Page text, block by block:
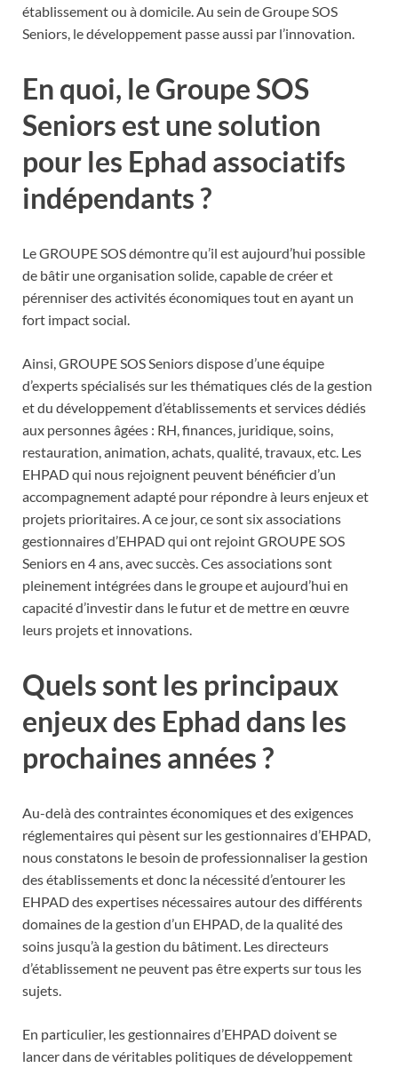
établissement ou à domicile. Au sein de Groupe SOS
Seniors, le développement passe aussi par l’innovation.
En quoi, le Groupe SOS
Seniors est une solution
pour les Ephad associatifs
indépendants ?
Le GROUPE SOS démontre qu’il est aujourd’hui possible
de bâtir une organisation solide, capable de créer et
pérenniser des activités économiques tout en ayant un
fort impact social.
Ainsi, GROUPE SOS Seniors dispose d’une équipe
d’experts spécialisés sur les thématiques clés de la gestion
et du développement d’établissements et services dédiés
aux personnes âgées : RH, finances, juridique, soins,
restauration, animation, achats, qualité, travaux, etc. Les
EHPAD qui nous rejoignent peuvent bénéficier d’un
accompagnement adapté pour répondre à leurs enjeux et
projets prioritaires. A ce jour, ce sont six associations
gestionnaires d’EHPAD qui ont rejoint GROUPE SOS
Seniors en 4 ans, avec succès. Ces associations sont
pleinement intégrées dans le groupe et aujourd’hui en
capacité d’investir dans le futur et de mettre en œuvre
leurs projets et innovations.
Quels sont les principaux
enjeux des Ephad dans les
prochaines années ?
Au-delà des contraintes économiques et des exigences
réglementaires qui pèsent sur les gestionnaires d’EHPAD,
nous constatons le besoin de professionnaliser la gestion
des établissements et donc la nécessité d’entourer les
EHPAD des expertises nécessaires autour des différents
domaines de la gestion d’un EHPAD, de la qualité des
soins jusqu’à la gestion du bâtiment. Les directeurs
d’établissement ne peuvent pas être experts sur tous les
sujets.
En particulier, les gestionnaires d’EHPAD doivent se
lancer dans de véritables politiques de développement